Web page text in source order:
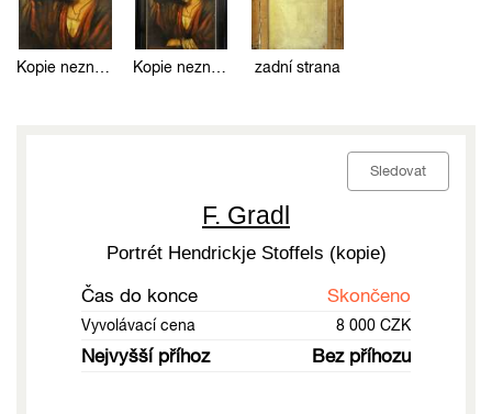
Kopie neznámého mistra Kopie neznámého mistra zadní strana
Sledovat
F. Gradl
Portrét Hendrickje Stoffels (kopie)
Čas do konce Skončeno
Vyvolávací cena 8 000 CZK
Nejvyšší příhoz Bez příhozu